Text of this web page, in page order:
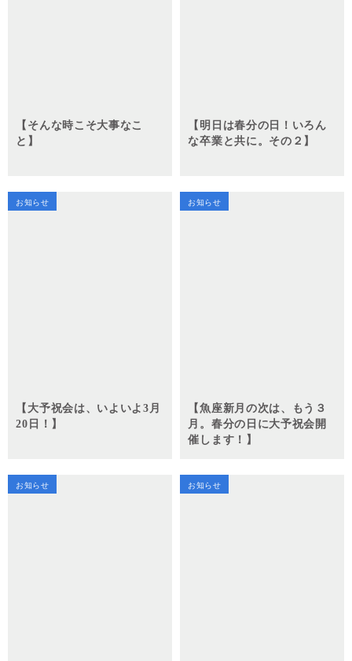
【そんな時こそ大事なこ
と】
【明日は春分の日！いろん
な卒業と共に。その２】
お知らせ
【大予祝会は、いよいよ3月
20日！】
お知らせ
【魚座新月の次は、もう３
月。春分の日に大予祝会開
催します！】
お知らせ お知らせ